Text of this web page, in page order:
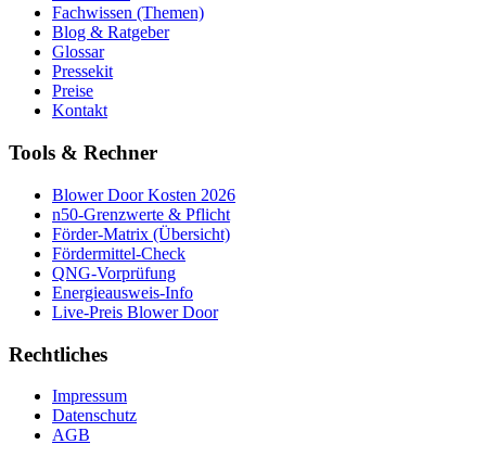
Fachwissen (Themen)
Blog & Ratgeber
Glossar
Pressekit
Preise
Kontakt
Tools & Rechner
Blower Door Kosten 2026
n50-Grenzwerte & Pflicht
Förder-Matrix (Übersicht)
Fördermittel-Check
QNG-Vorprüfung
Energieausweis-Info
Live-Preis Blower Door
Rechtliches
Impressum
Datenschutz
AGB